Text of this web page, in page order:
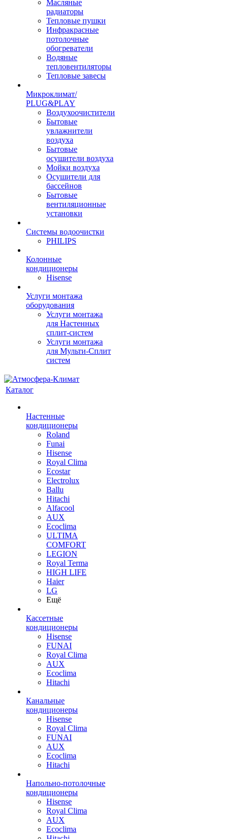
Масляные
радиаторы
Тепловые пушки
Инфракрасные
потолочные
обогреватели
Водяные
тепловентиляторы
Тепловые завесы
Микроклимат/
PLUG&PLAY
Воздухоочистители
Бытовые
увлажнители
воздуха
Бытовые
осушители воздуха
Мойки воздуха
Осушители для
бассейнов
Бытовые
вентиляционные
установки
Системы водоочистки
PHILIPS
Колонные
кондиционеры
Hisense
Услуги монтажа
оборудования
Услуги монтажа
для Настенных
сплит-систем
Услуги монтажа
для Мульти-Сплит
систем
Каталог
Настенные
кондиционеры
Roland
Funai
Hisense
Royal Clima
Ecostar
Electrolux
Ballu
Hitachi
Alfacool
AUX
Ecoclima
ULTIMA
COMFORT
LEGION
Royal Terma
HIGH LIFE
Haier
LG
Ещё
Кассетные
кондиционеры
Hisense
FUNAI
Royal Clima
AUX
Ecoclima
Hitachi
Канальные
кондиционеры
Hisense
Royal Clima
FUNAI
AUX
Ecoclima
Hitachi
Напольно-потолочные
кондиционеры
Hisense
Royal Clima
AUX
Ecoclima